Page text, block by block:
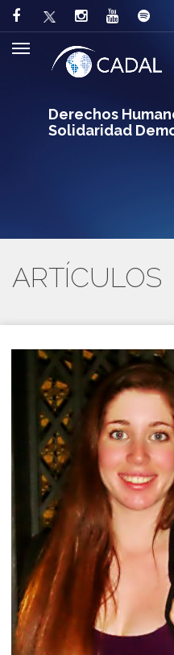
Derechos
Solidaridad
ARTÍCULOS